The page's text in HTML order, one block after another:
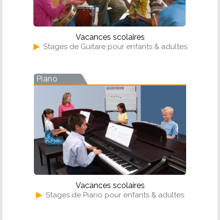
Vacances scolaires
▶ Stages de Guitare pour enfants & adultes
Piano
Vacances scolaires
▶ Stages de Piano pour enfants & adultes